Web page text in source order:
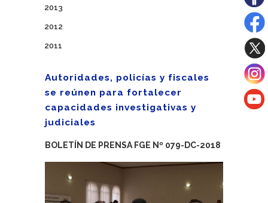
2013
2012
2011
Autoridades, policías y fiscales
se reúnen para fortalecer
capacidades investigativas y
judiciales
BOLETÍN DE PRENSA FGE Nº 079-DC-2018